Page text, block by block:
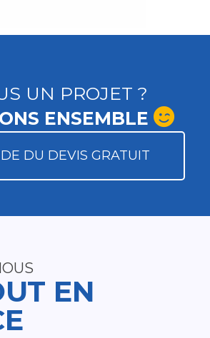
UN PROJET ?
ENSEMBLE
DU DEVIS GRATUIT
EN